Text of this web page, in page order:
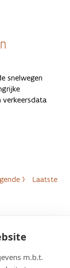
m.b.t.
snelwegen
verkeersdata
› Laatste »